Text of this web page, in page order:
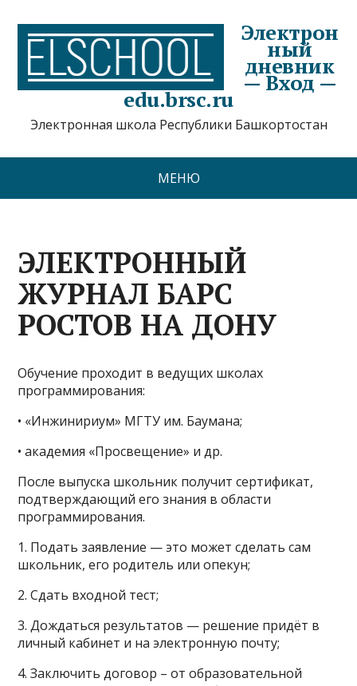
Электрон
ный
дневник
— Вход —
edu.brsc.ru
Электронная школа Республики Башкортостан
МЕНЮ
ЭЛЕКТРОННЫЙ
ЖУРНАЛ БАРС
РОСТОВ НА ДОНУ
Обучение проходит в ведущих школах
программирования:
• «Инжинириум» МГТУ им. Баумана;
• академия «Просвещение» и др.
После выпуска школьник получит сертификат,
подтверждающий его знания в области
программирования.
1. Подать заявление — это может сделать сам
школьник, его родитель или опекун;
2. Сдать входной тест;
3. Дождаться результатов — решение придёт в
личный кабинет и на электронную почту;
4. Заключить договор – от образовательной